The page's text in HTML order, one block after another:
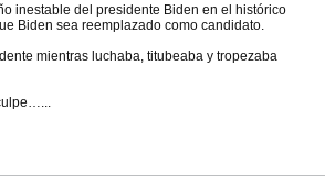
inestable del presidente Biden en el histórico
Biden sea reemplazado como candidato.
mientras luchaba, titubeaba y tropezaba